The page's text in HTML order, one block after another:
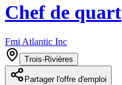
Chef de quart
Fmi Atlantic Inc
Trois-Rivières
Partager l'offre d'emploi